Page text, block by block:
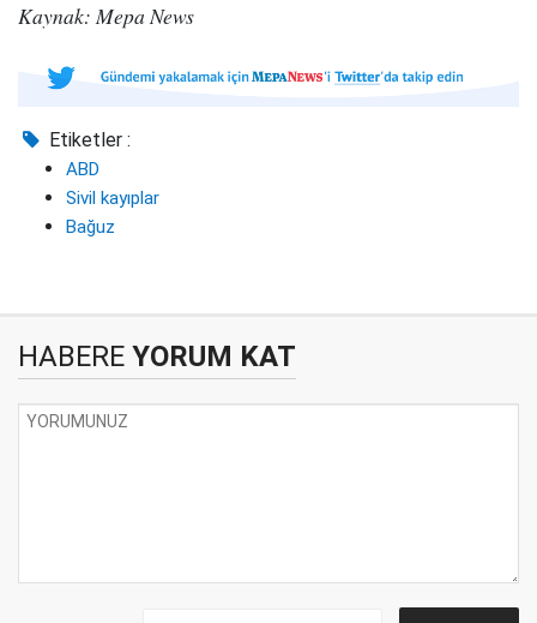
Kaynak: Mepa News
Etiketler :
ABD
Sivil kayıplar
Bağuz
HABERE YORUM KAT